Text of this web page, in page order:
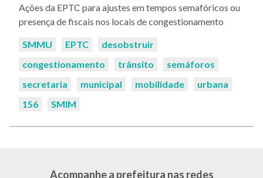
Ações da EPTC para ajustes em tempos semafóricos ou
presença de fiscais nos locais de congestionamento
Palavras-
SMMU EPTC
desobstruir
congestionamento
trânsito
semáforos
secretaria
municipal mobilidade
urbana
156
SMIM
Acompanhe a prefeitura nas redes